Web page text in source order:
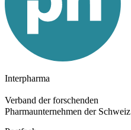
Interpharma
Verband der forschenden
Pharmaunternehmen der Schweiz